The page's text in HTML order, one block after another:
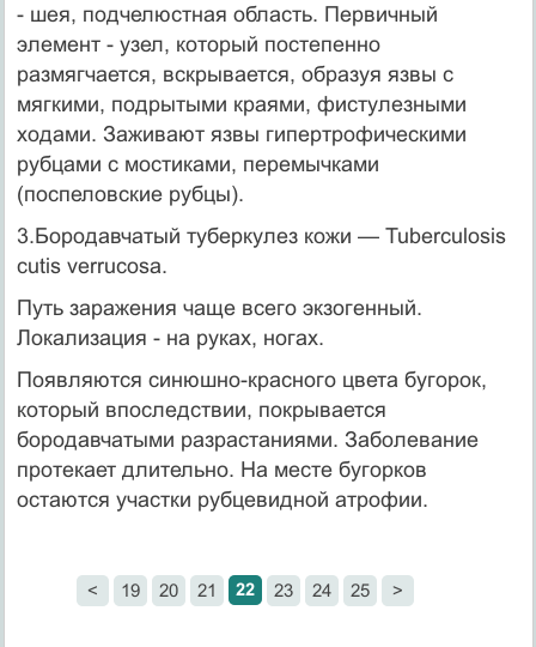
- шея, подчелюстная область. Первичный
элемент - узел, который постепенно
размягчается, вскрывается, образуя язвы с
мягкими, подрытыми краями, фистулезными
ходами. Заживают язвы гипертрофическими
рубцами с мостиками, перемычками
(поспеловские рубцы).
3.Бородавчатый туберкулез кожи — Tuberculosis
cutis verrucosa.
Путь заражения чаще всего экзогенный.
Локализация - на руках, ногах.
Появляются синюшно-красного цвета бугорок,
который впоследствии, покрывается
бородавчатыми разрастаниями. Заболевание
протекает длительно. На месте бугорков
остаются участки рубцевидной атрофии.
< 19 20 21 22 23 24 25 >